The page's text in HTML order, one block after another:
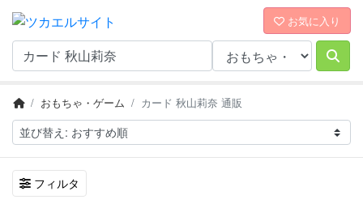
お気に入り
おもちゃ・ゲーム カード 秋山莉奈 通販
フィルタ